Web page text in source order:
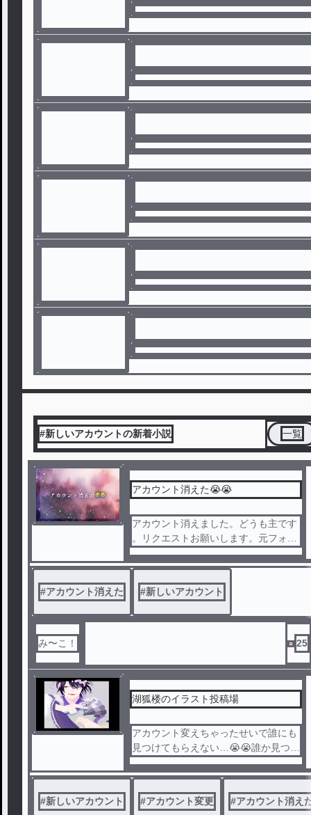
#新しいアカウントの新着小説 一覧
アカウント消えた😭😭
アカウント消えました。どうも主です
。リクエストお願いします。元フォロ
ワー16人のみ〜こです。我輩に元気を
くれ。＆助けてくれ。あ、はい。見て
の通り主は病んでます。だからコメン
トしてね。
#アカウント消えた #新しいアカウント
み〜こ！ 25
湖狐楼のイラスト投稿場
アカウント変えちゃったせいで誰にも
見つけてもらえない…😭😭誰か見つけ
てください😭😭誰かが見つけてくれる
までイラスト投稿し続ける地獄を自分
で味わいます…（????）
#新しいアカウント #アカウント変更 #アカウント消え